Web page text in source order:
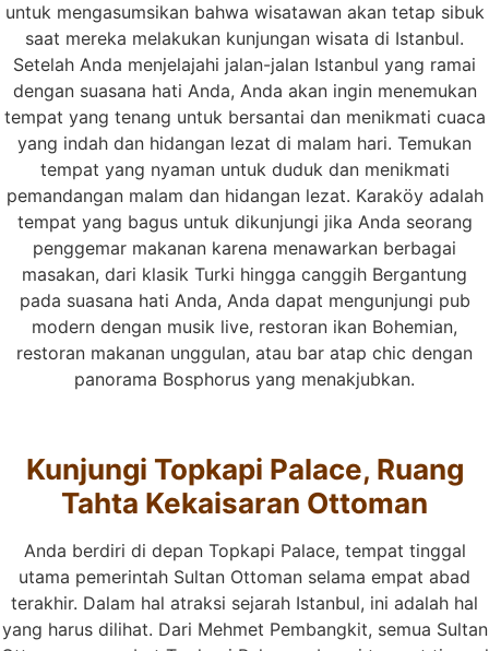
untuk mengasumsikan bahwa wisatawan akan tetap sibuk
saat mereka melakukan kunjungan wisata di Istanbul.
Setelah Anda menjelajahi jalan-jalan Istanbul yang ramai
dengan suasana hati Anda, Anda akan ingin menemukan
tempat yang tenang untuk bersantai dan menikmati cuaca
yang indah dan hidangan lezat di malam hari. Temukan
tempat yang nyaman untuk duduk dan menikmati
pemandangan malam dan hidangan lezat. Karaköy adalah
tempat yang bagus untuk dikunjungi jika Anda seorang
penggemar makanan karena menawarkan berbagai
masakan, dari klasik Turki hingga canggih Bergantung
pada suasana hati Anda, Anda dapat mengunjungi pub
modern dengan musik live, restoran ikan Bohemian,
restoran makanan unggulan, atau bar atap chic dengan
panorama Bosphorus yang menakjubkan.
Kunjungi Topkapi Palace, Ruang
Tahta Kekaisaran Ottoman
Anda berdiri di depan Topkapi Palace, tempat tinggal
utama pemerintah Sultan Ottoman selama empat abad
terakhir. Dalam hal atraksi sejarah Istanbul, ini adalah hal
yang harus dilihat. Dari Mehmet Pembangkit, semua Sultan